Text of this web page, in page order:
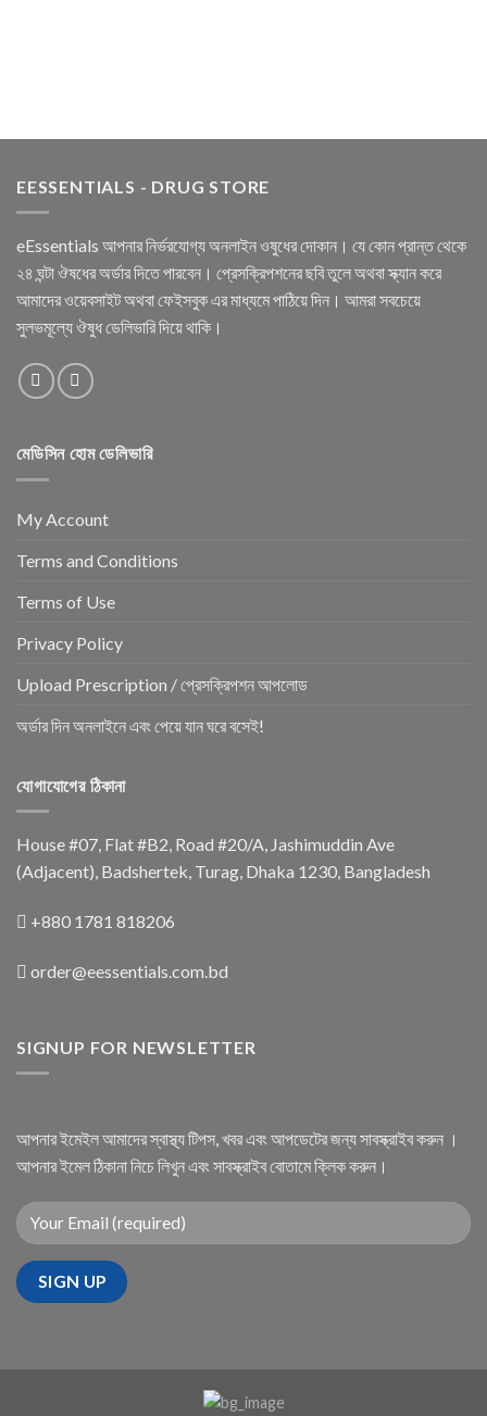
EESSENTIALS - DRUG STORE
eEssentials আপনার নির্ভরযোগ্য অনলাইন ওষুধের দোকান। যে কোন প্রান্ত থেকে
২৪ ঘন্টা ঔষধের অর্ডার দিতে পারবেন। প্রেসক্রিপশনের ছবি তুলে অথবা স্ক্যান করে
আমাদের ওয়েবসাইট অথবা ফেইসবুক এর মাধ্যমে পাঠিয়ে দিন। আমরা সবচেয়ে
সুলভমূল্যে ঔষুধ ডেলিভারি দিয়ে থাকি।
মেডিসিন হোম ডেলিভারি
My Account
Terms and Conditions
Terms of Use
Privacy Policy
Upload Prescription / প্রেসক্রিপশন আপলোড
অর্ডার দিন অনলাইনে এবং পেয়ে যান ঘরে বসেই!
যোগাযোগের ঠিকানা
House #07, Flat #B2, Road #20/A, Jashimuddin Ave
(Adjacent), Badshertek, Turag, Dhaka 1230, Bangladesh
+880 1781 818206
order@eessentials.com.bd
SIGNUP FOR NEWSLETTER
আপনার ইমেইল আমাদের স্বাস্থ্য টিপস, খবর এবং আপডেটের জন্য সাবস্ক্রাইব করুন ।
আপনার ইমেল ঠিকানা নিচে লিখুন এবং সাবস্ক্রাইব বোতামে ক্লিক করুন।